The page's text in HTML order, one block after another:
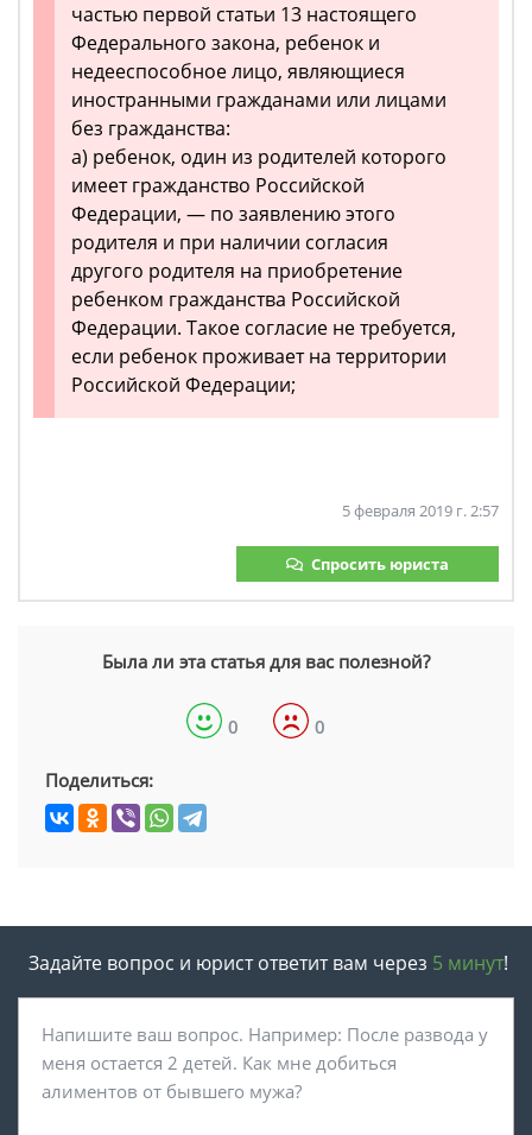
частью первой статьи 13 настоящего
Федерального закона, ребенок и
недееспособное лицо, являющиеся
иностранными гражданами или лицами
без гражданства:
а) ребенок, один из родителей которого
имеет гражданство Российской
Федерации, — по заявлению этого
родителя и при наличии согласия
другого родителя на приобретение
ребенком гражданства Российской
Федерации. Такое согласие не требуется,
если ребенок проживает на территории
Российской Федерации;
5 февраля 2019 г. 2:57
Спросить юриста
Была ли эта статья для вас полезной?
0 0
Поделиться:
Задайте вопрос и юрист ответит вам через 5 минут!